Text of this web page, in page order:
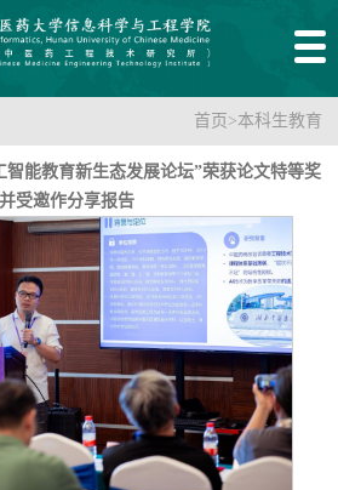
首页 >本科生教育
智能教育新生态发展论坛”荣获论文特等奖
并受邀作分享报告